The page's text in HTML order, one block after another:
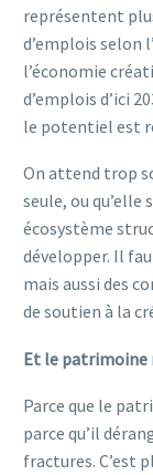
représentent
d’emplois selon
l’économie
d’emplois d’ici
le potentiel est
On attend trop
seule, ou qu’elle
écosystème
développer. Il
mais aussi des
de soutien à la
Et le patrimoine
Parce que le
parce qu’il
fractures. C’est